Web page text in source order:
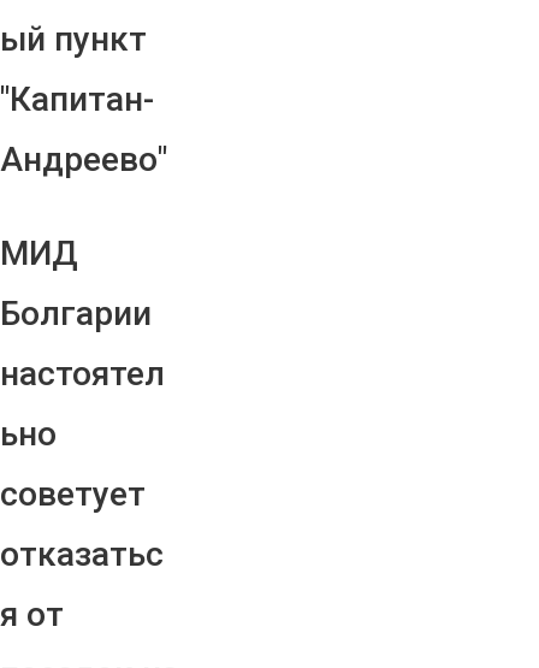
ый пункт
"Капитан-
Андреево"
МИД
Болгарии
настоятел
ьно
советует
отказатьс
я от